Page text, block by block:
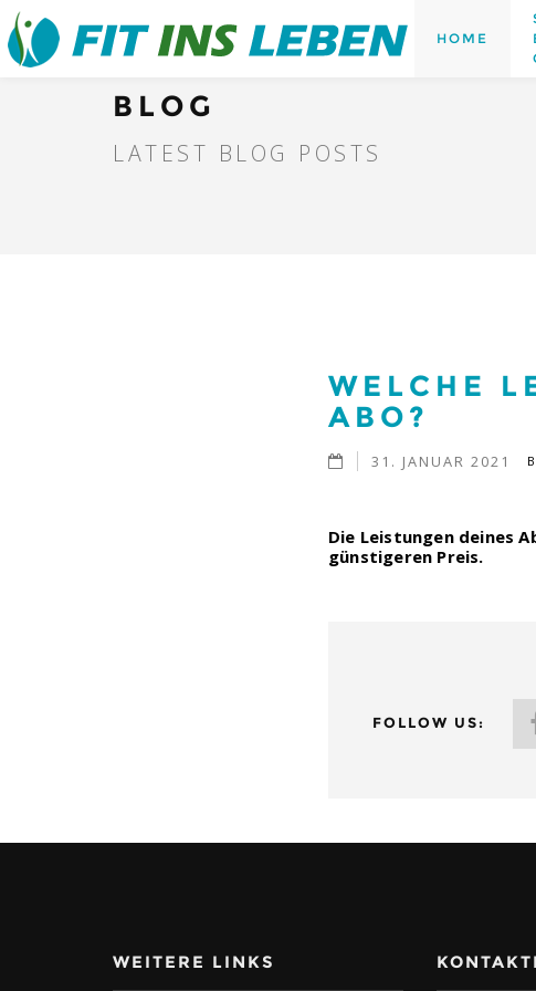
HOME
BLOG
LATEST BLOG POSTS
WELCHE
ABO?
31. JANUAR 2021
Die Leistungen deines
günstigeren Preis.
FOLLOW US:
WEITERE LINKS